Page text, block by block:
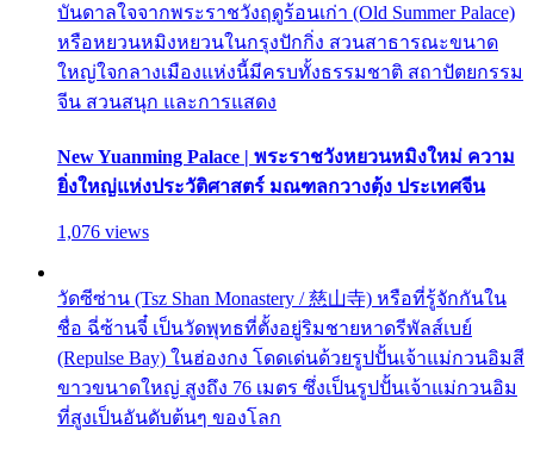
บันดาลใจจากพระราชวังฤดูร้อนเก่า (Old Summer Palace)
หรือหยวนหมิงหยวนในกรุงปักกิ่ง สวนสาธารณะขนาด
ใหญ่ใจกลางเมืองแห่งนี้มีครบทั้งธรรมชาติ สถาปัตยกรรม
จีน สวนสนุก และการแสดง
New Yuanming Palace | พระราชวังหยวนหมิงใหม่ ความ
ยิ่งใหญ่แห่งประวัติศาสตร์ มณฑลกวางตุ้ง ประเทศจีน
1,076 views
วัดซีซ่าน (Tsz Shan Monastery / 慈山寺) หรือที่รู้จักกันใน
ชื่อ ฉี่ซ้านจี๋ เป็นวัดพุทธที่ตั้งอยู่ริมชายหาดรีพัลส์เบย์
(Repulse Bay) ในฮ่องกง โดดเด่นด้วยรูปปั้นเจ้าแม่กวนอิมสี
ขาวขนาดใหญ่ สูงถึง 76 เมตร ซึ่งเป็นรูปปั้นเจ้าแม่กวนอิม
ที่สูงเป็นอันดับต้นๆ ของโลก